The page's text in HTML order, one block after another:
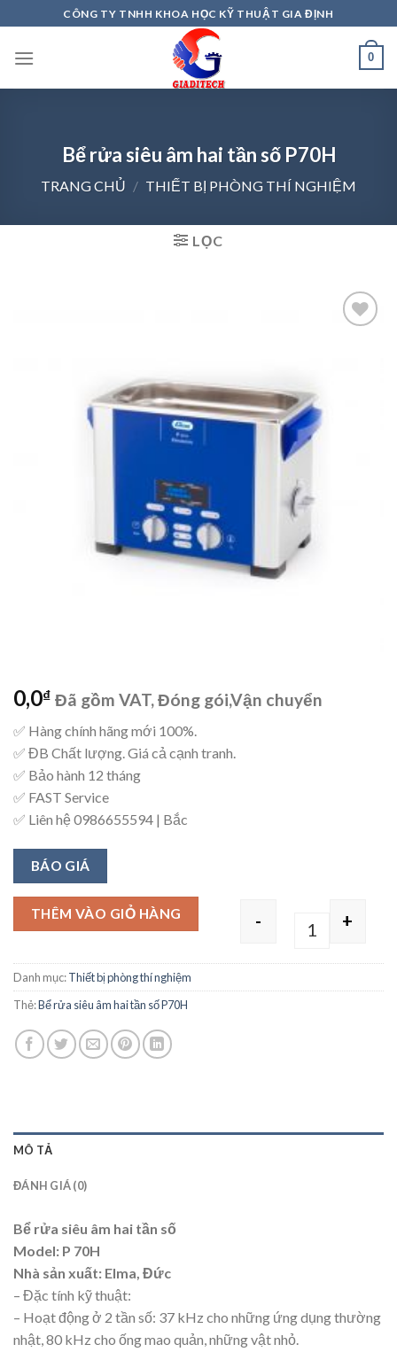
to
content
CÔNG TY TNHH KHOA HỌC KỸ THUẬT GIA ĐỊNH
0
Bể rửa siêu âm hai tần số P70H
TRANG CHỦ / THIẾT BỊ PHÒNG THÍ NGHIỆM
LỌC
0,0₫ Đã gồm VAT, Đóng gói,Vận chuyển
✅ Hàng chính hãng mới 100%.
✅ ĐB Chất lượng. Giá cả cạnh tranh.
✅ Bảo hành 12 tháng
✅ FAST Service
✅ Liên hệ 0986655594 | Bắc
BÁO GIÁ
Quantity
- +
THÊM VÀO GIỎ HÀNG
Danh mục:Thiết bị phòng thí nghiệm
Thẻ:Bể rửa siêu âm hai tần số P70H
MÔ TẢ
ĐÁNH GIÁ (0)
Bể rửa siêu âm hai tần số
Model: P 70H
Nhà sản xuất: Elma, Đức
– Đặc tính kỹ thuật:
– Hoạt động ở 2 tần số: 37 kHz cho những ứng dụng thường
nhật, 80 kHz cho ống mao quản, những vật nhỏ.